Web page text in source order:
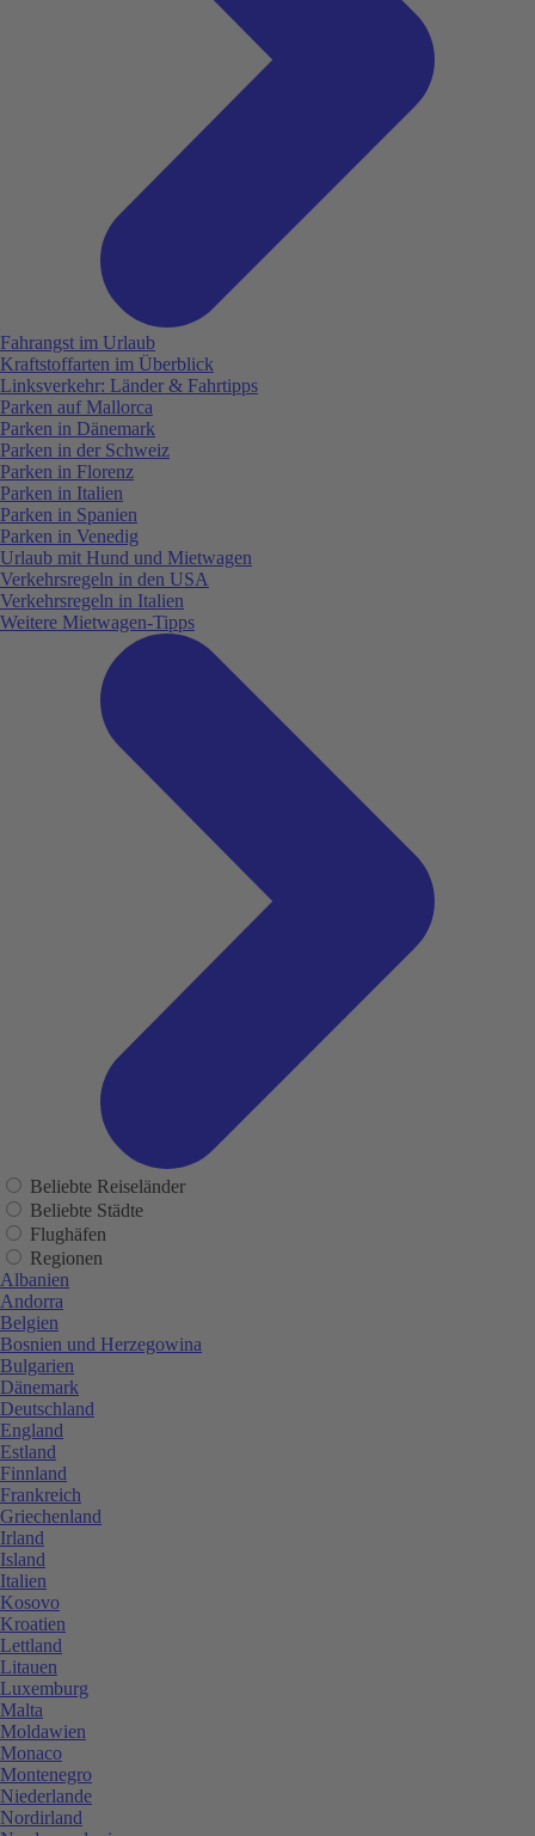
Fahrangst im Urlaub
Kraftstoffarten im Überblick
Linksverkehr: Länder & Fahrtipps
Parken auf Mallorca
Parken in Dänemark
Parken in der Schweiz
Parken in Florenz
Parken in Italien
Parken in Spanien
Parken in Venedig
Urlaub mit Hund und Mietwagen
Verkehrsregeln in den USA
Verkehrsregeln in Italien
Weitere Mietwagen-Tipps
Beliebte Reiseländer
Beliebte Städte
Flughäfen
Regionen
Albanien
Andorra
Belgien
Bosnien und Herzegowina
Bulgarien
Dänemark
Deutschland
England
Estland
Finnland
Frankreich
Griechenland
Irland
Island
Italien
Kosovo
Kroatien
Lettland
Litauen
Luxemburg
Malta
Moldawien
Monaco
Montenegro
Niederlande
Nordirland